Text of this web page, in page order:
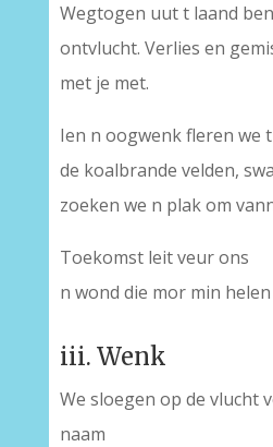
Wegtogen uut t laand
ontvlucht. Verlies en
met je met.
Ien n oogwenk fleren we
de koalbrande velden,
zoeken we n plak om
Toekomst leit veur ons
n wond die mor min helen
iii. Wenk
We sloegen op de vlucht
naam